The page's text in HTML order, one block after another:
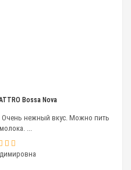
Bossa Nova
нежный вкус. Можно пить
...